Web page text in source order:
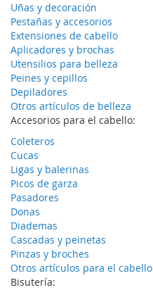
Uñas y decoración
Pestañas y accesorios
Extensiones de cabello
Aplicadores y brochas
Utensilios para belleza
Peines y cepillos
Depiladores
Otros artículos de belleza
Accesorios para el cabello:
Coleteros
Cucas
Ligas y balerinas
Picos de garza
Pasadores
Donas
Diademas
Cascadas y peinetas
Pinzas y broches
Otros artículos para el cabello
Bisutería: